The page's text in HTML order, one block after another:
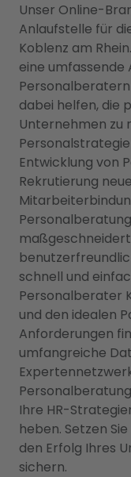
Unser Online-
Anlaufstelle für
Koblenz am
eine umfassende
Personalberatern
dabei helfen, die
Unternehmen zu
Entwicklung von
Rekrutierung
schnell und
Personalberater
und den idealen
Anforderungen
umfangreiche
Ihre HR-
heben. Setzen
den Erfolg Ihres
sichern.